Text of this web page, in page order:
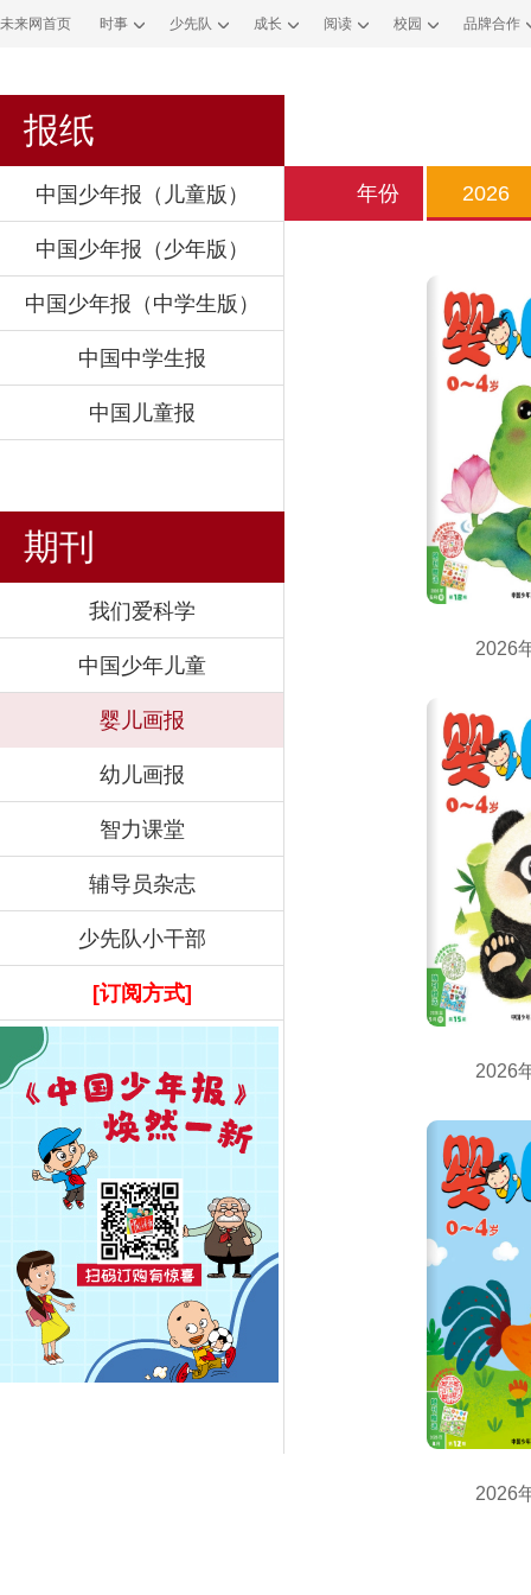
未来网首页 时事 少先队 成长 阅读 校园 品牌合作
报纸
中国少年报（儿童版）
中国少年报（少年版）
中国少年报（中学生版）
中国中学生报
中国儿童报
期刊
我们爱科学
中国少年儿童
婴儿画报
幼儿画报
智力课堂
辅导员杂志
少先队小干部
[订阅方式]
年份 2026